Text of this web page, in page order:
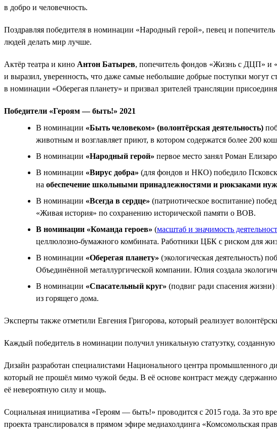
в добро и человечность.
Поздравляя победителя в номинации «Народный герой», певец и
людей делать мир лучше.
Актёр театра и кино Антон Батырев, попечитель фондов «Жизнь с ДЦП» и
и выразил, уверенность, что даже самые небольшие добрые поступки
в номинации «Оберегая планету» и призвал зрителей трансляции
Победители «Героям — быть!» 2021
В номинации «Быть человеком» (волонтёрская деятельность)
животным и возглавляет приют, в котором содержатся более 200
В номинации «Народный герой» первое место занял Роман
В номинации «Вирус добра» (для фондов и НКО) победило
на обеспечение школьными принадлежностями и рюкзаками
В номинации «Всегда в сердце» (патриотическое воспитание)
«Живая история» по сохранению исторической памяти о ВОВ.
В номинации «Команда героев» (масштаб и значимость
целлюлозно-бумажного комбината. Работники ЦБК с риском для
В номинации «Оберегая планету» (экологическая деятельность)
Объединённой металлургической компании. Юлия создала
В номинации «Спасательный круг» (подвиг ради спасения
из горящего дома.
Эксперты также отметили Евгения Григорова, который реализует
Каждый победитель в номинации получил уникальную статуэтку,
Дизайн разработан специалистами Национального центра промышленного
который не прошёл мимо чужой беды. В её основе контраст между
её невероятную силу и мощь.
Социальная инициатива «Героям — быть!» проводится с 2015 года. За это
проекта транслировался в прямом эфире медиахолдинга «Комсомольская